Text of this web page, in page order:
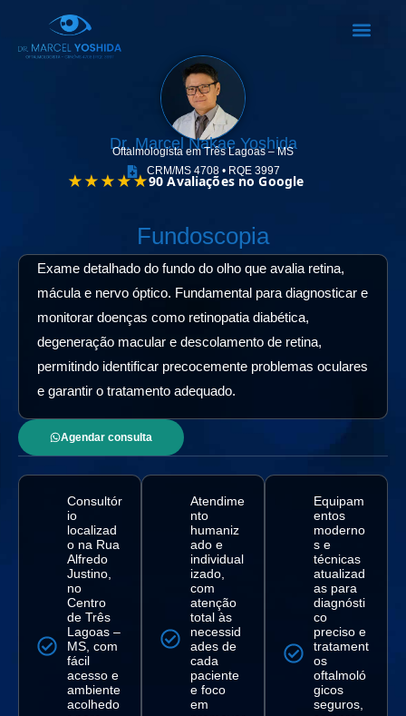
Dr. Marcel Nakae Yoshida
Oftalmologista em Três Lagoas – MS
CRM/MS 4708 • RQE 3997
Fundoscopia
Exame detalhado do fundo do olho que avalia retina,
mácula e nervo óptico. Fundamental para diagnosticar e
monitorar doenças como retinopatia diabética,
degeneração macular e descolamento de retina,
permitindo identificar precocemente problemas oculares
e garantir o tratamento adequado.
Agendar consulta
Consultór
io
localizad
o na Rua
Alfredo
Justino,
no
Centro
de Três
Lagoas –
MS, com
fácil
acesso e
ambiente
acolhedo
Atendime
nto
humaniz
ado e
individual
izado,
com
atenção
total às
necessid
ades de
cada
paciente
e foco
em
Equipam
entos
moderno
s e
técnicas
atualizad
as para
diagnósti
co
preciso e
tratament
os
oftalmoló
gicos
seguros,